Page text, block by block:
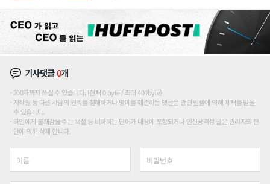
기사댓글0개
200자까지 쓰실 수 있습니다. (현재 0 byte / 최대 400byte)
저작권 등 다른 사람의 권리를 침해하거나 명예를 훼손하는 댓글은 관련 법률에 의해 제재를 받을
수 있습니다.
타인에게 불쾌감을 주는 욕설 등 비하하는 단어가 내용에 포함되거나 인신공격성 글은 관리자의 판
단에 의해 삭제 합니다.